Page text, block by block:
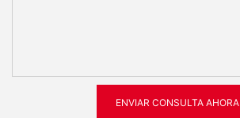
ENVIAR CONSULTA AHORA